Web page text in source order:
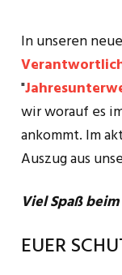
In unseren
"
wir worauf es
ankommt. Im
Auszug aus
Viel Spaß
EUER